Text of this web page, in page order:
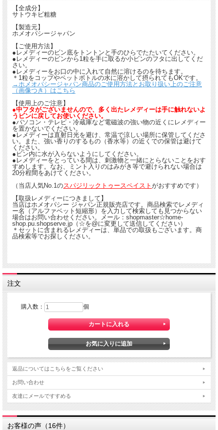
【内容量】 大ビン：約100粒×3本/プラスティック容器 【製造元】ホメオパシ
ージャパン
【全成分】
サトウキビ粗糖
【製造元】
ホメオパシージャパン
【ご使用方法】
●レメディーのビン底をトントンと手のひらでたたいてください。
●レメディーのビンから1粒を手に取るか小ビンのフタに出してくだ
さい。
●レメディーをお口の中に入れて自然に溶けるのを待ちます。
＊1粒をコップやペットボトルの水に溶かして摂られてもOKです。
→ホメオパシージャパン商品のご使用方法とお取り扱い上のご注意
（画像つき）はこちら
【使用上のご注意】
●中フタがございませんので、多く出たレメディーは手に触れないよ
うビンに戻してお使いください。
●パソコン・テレビ・冷蔵庫など電磁波の強い物の近くにレメディー
を置かないでください。
●レメディーは直射日光を避け、常温で涼しい場所に保管してくださ
い。また、強い香りのするもの（香水等）の近くでの保管は避けて
ください。
●ビン内に水が入らないようにしてください。
●レメディーをとっている間は、刺激物と一緒にとらないことをおす
すめします。なお、ミント入りのはみがき等で避けられない場合は
20分程間をあけてください。
（当店人気No.1のスパジリックトゥースペイスト がおすすめです）
【取扱レメディーにつきまして】
当店はホメオパシー ジャパン正規販売店です。商品検索でレメディ
ー名（アルファベット短縮形）を入力して検索しても見つからない
場合はお問い合わせください。メール：shopmaster☆home-
shop.pu.shopserve.jp（☆を@に変更して送信してください）
＊セットに含まれるレメディーは、単品での取扱もございます。商
品検索等でお探しください。
注文
購入数： 個
返品についてはこちらをご覧ください
お問い合わせ
友達にメールですすめる
お客様の声（16件）